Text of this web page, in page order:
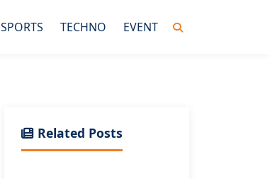
SPORTS TECHNO EVENT
Related Posts